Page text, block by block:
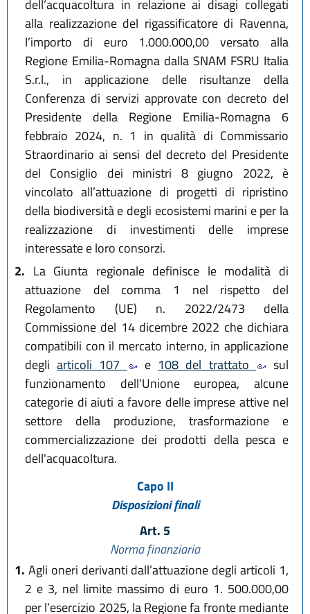
dell’acquacoltura in relazione ai disagi collegati
alla realizzazione del rigassificatore di Ravenna,
l’importo di euro 1.000.000,00 versato alla
Regione Emilia-Romagna dalla SNAM FSRU Italia
S.r.l., in applicazione delle risultanze della
Conferenza di servizi approvate con decreto del
Presidente della Regione Emilia-Romagna 6
febbraio 2024, n. 1 in qualità di Commissario
Straordinario ai sensi del decreto del Presidente
del Consiglio dei ministri 8 giugno 2022, è
vincolato all’attuazione di progetti di ripristino
della biodiversità e degli ecosistemi marini e per la
realizzazione di investimenti delle imprese
interessate e loro consorzi.
2. La Giunta regionale definisce le modalità di
attuazione del comma 1 nel rispetto del
Regolamento (UE) n. 2022/2473 della
Commissione del 14 dicembre 2022 che dichiara
compatibili con il mercato interno, in applicazione
degliarticoli 107 e 108 del trattato
sul
funzionamento dell'Unione europea, alcune
categorie di aiuti a favore delle imprese attive nel
settore della produzione, trasformazione e
commercializzazione dei prodotti della pesca e
dell'acquacoltura.
Capo II
Disposizioni finali
Art. 5
Norma finanziaria
1. Agli oneri derivanti dall’attuazione degli articoli 1,
2 e 3, nel limite massimo di euro 1. 500.000,00
per l’esercizio 2025, la Regione fa fronte mediante